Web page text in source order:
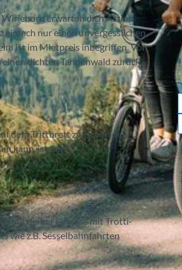
erwarten dich Action
nur einen unvergesslichen
ist im Mietpreis inbegriffen. Von
dichten Tannenwald zurück
dem Trittbrett zwischen den
kann, ist den
mit deiner Gruppe mit Trotti-
wie z.B. Sesselbahnfahrten